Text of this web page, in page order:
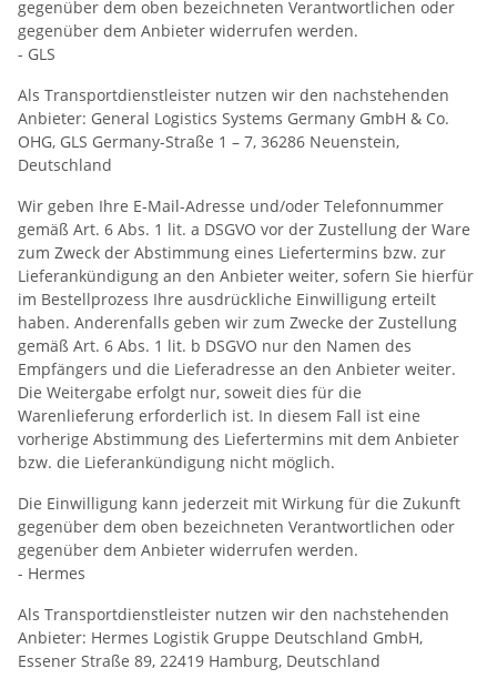
gegenüber dem oben bezeichneten Verantwortlichen oder
gegenüber dem Anbieter widerrufen werden.
- GLS
Als Transportdienstleister nutzen wir den nachstehenden
Anbieter: General Logistics Systems Germany GmbH & Co.
OHG, GLS Germany-Straße 1 – 7, 36286 Neuenstein,
Deutschland
Wir geben Ihre E-Mail-Adresse und/oder Telefonnummer
gemäß Art. 6 Abs. 1 lit. a DSGVO vor der Zustellung der Ware
zum Zweck der Abstimmung eines Liefertermins bzw. zur
Lieferankündigung an den Anbieter weiter, sofern Sie hierfür
im Bestellprozess Ihre ausdrückliche Einwilligung erteilt
haben. Anderenfalls geben wir zum Zwecke der Zustellung
gemäß Art. 6 Abs. 1 lit. b DSGVO nur den Namen des
Empfängers und die Lieferadresse an den Anbieter weiter.
Die Weitergabe erfolgt nur, soweit dies für die
Warenlieferung erforderlich ist. In diesem Fall ist eine
vorherige Abstimmung des Liefertermins mit dem Anbieter
bzw. die Lieferankündigung nicht möglich.
Die Einwilligung kann jederzeit mit Wirkung für die Zukunft
gegenüber dem oben bezeichneten Verantwortlichen oder
gegenüber dem Anbieter widerrufen werden.
- Hermes
Als Transportdienstleister nutzen wir den nachstehenden
Anbieter: Hermes Logistik Gruppe Deutschland GmbH,
Essener Straße 89, 22419 Hamburg, Deutschland